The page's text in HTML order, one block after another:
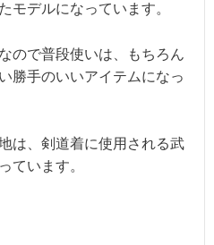
モデルになっています。
ので普段使いは、もちろん
勝手のいいアイテムになっ
は、剣道着に使用される武
ています。